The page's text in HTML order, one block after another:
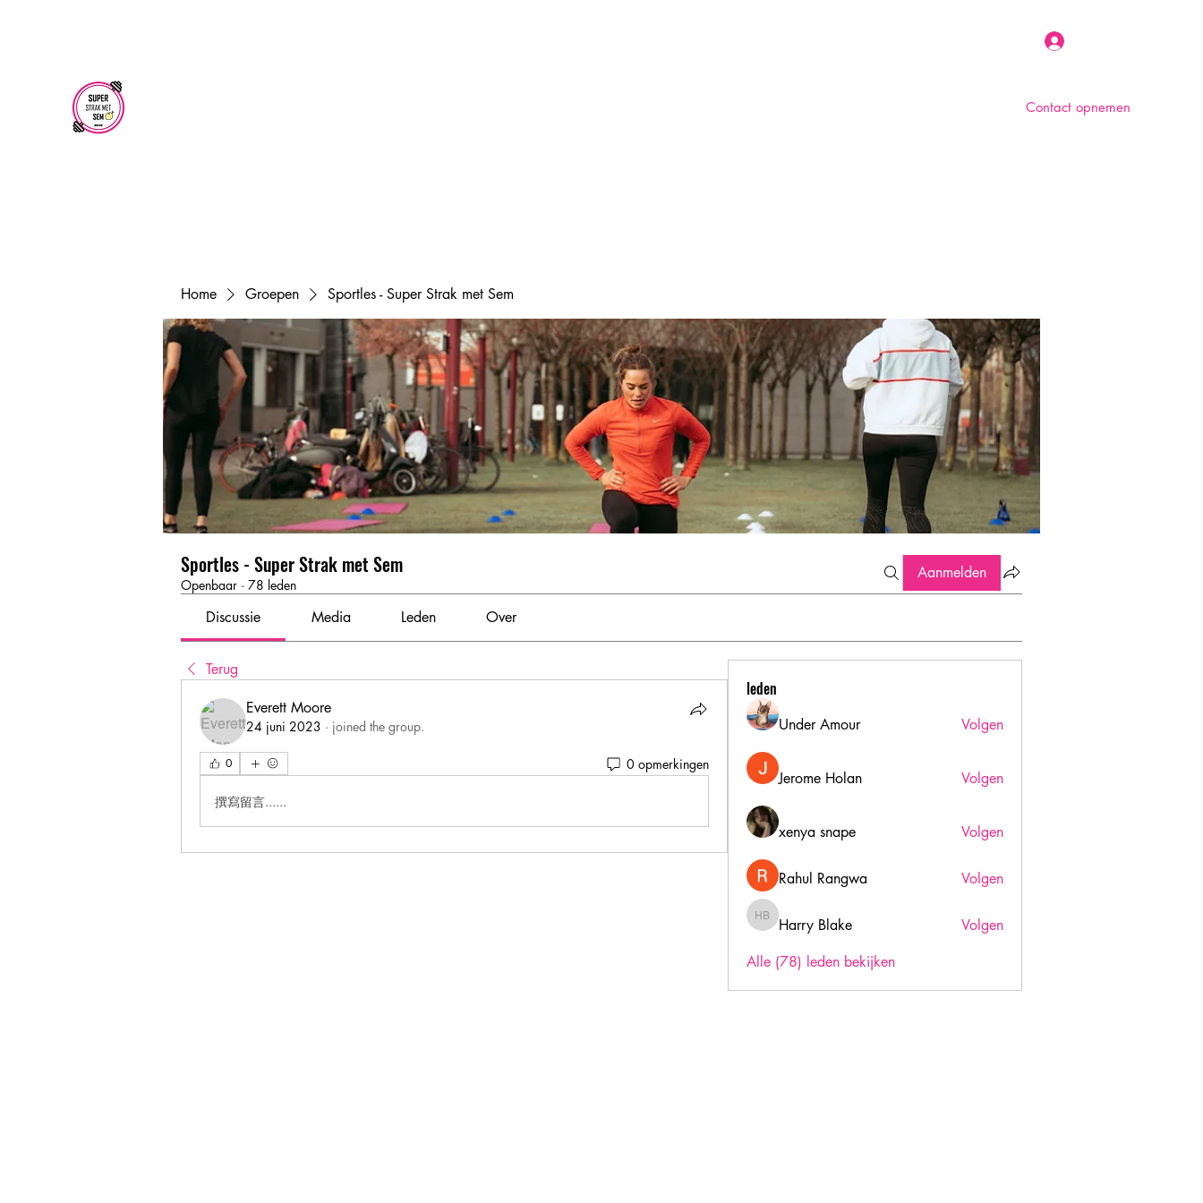
Contact opnemen
Home Groepen Sportles - Super Strak met Sem
Sportles - Super Strak met Sem
Openbaar · 78 leden
Aanmelden
Discussie Media Leden Over
Terug
Everett Moore
24 juni 2023 · joined the group.
0 0 opmerkingen
撰寫留言......
leden
Under Amour Volgen
Jerome Holan Volgen
xenya snape Volgen
Rahul Rangwa Volgen
Harry Blake
Harry Blake
Volgen
Alle (78) leden bekijken